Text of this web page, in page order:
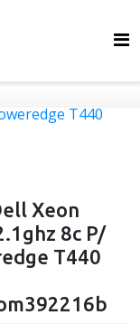
T440
Xeon
8c P/
T440